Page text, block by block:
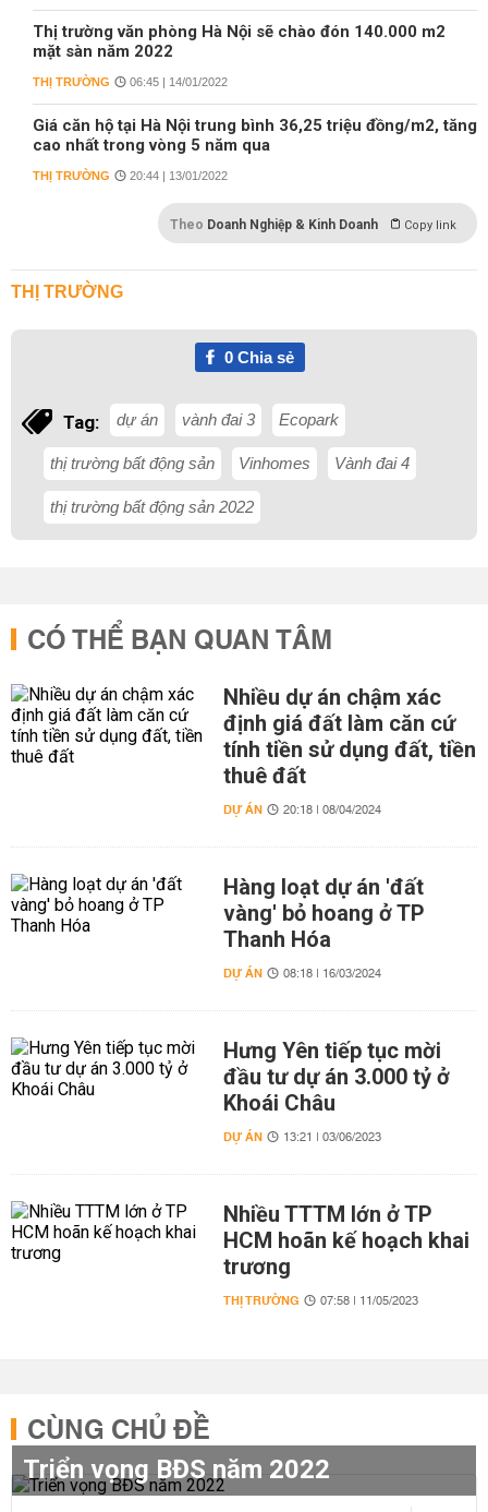
Thị trường văn phòng Hà Nội sẽ chào đón 140.000 m2
mặt sàn năm 2022
THỊ TRƯỜNG 06:45 | 14/01/2022
Giá căn hộ tại Hà Nội trung bình 36,25 triệu đồng/m2, tăng
cao nhất trong vòng 5 năm qua
THỊ TRƯỜNG 20:44 | 13/01/2022
Theo Doanh Nghiệp & Kinh Doanh Copy link
THỊ TRƯỜNG
0Chia sẻ
Tag: dự án vành đai 3 Ecopark
thị trường bất động sản Vinhomes Vành đai 4
thị trường bất động sản 2022
CÓ THỂ BẠN QUAN TÂM
Nhiều dự án chậm xác
định giá đất làm căn cứ
tính tiền sử dụng đất, tiền
thuê đất
DỰ ÁN 20:18 | 08/04/2024
Hàng loạt dự án 'đất
vàng' bỏ hoang ở TP
Thanh Hóa
DỰ ÁN 08:18 | 16/03/2024
Hưng Yên tiếp tục mời
đầu tư dự án 3.000 tỷ ở
Khoái Châu
DỰ ÁN 13:21 | 03/06/2023
Nhiều TTTM lớn ở TP
HCM hoãn kế hoạch khai
trương
THỊ TRƯỜNG 07:58 | 11/05/2023
CÙNG CHỦ ĐỀ
Triển vọng BĐS năm 2022